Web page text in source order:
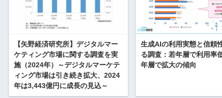
【矢野経済研究所】デジタルマー
ケティング市場に関する調査を実
施（2024年）～デジタルマーケテ
ィング市場は引き続き拡大、2024
年は3,443億円に成長の見込～
生成AIの利用実態と信頼
る調査：若年層で利用率
年層で拡大の傾向